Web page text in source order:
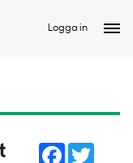
Logga in
Facebook